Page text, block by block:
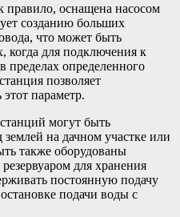
правило, оснащена насосом
созданию больших
что может быть
когда для подключения к
пределах определенного
позволяет
параметр.
могут быть
на дачном участке или
также оборудованы
для хранения
постоянную подачу
подачи воды с